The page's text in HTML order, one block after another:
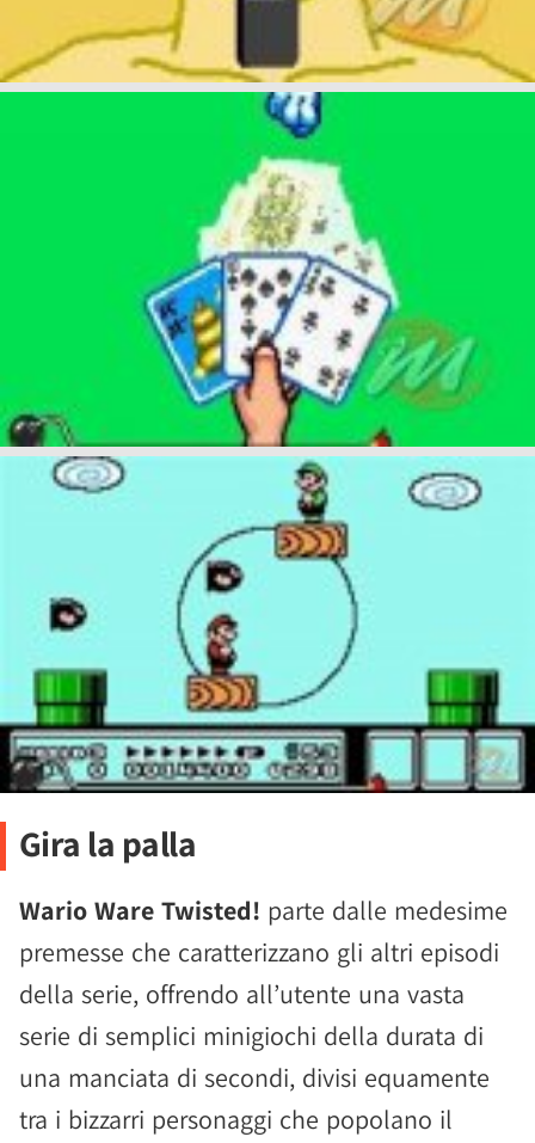
Gira la palla
Wario Ware Twisted! parte dalle medesime
premesse che caratterizzano gli altri episodi
della serie, offrendo all’utente una vasta
serie di semplici minigiochi della durata di
una manciata di secondi, divisi equamente
tra i bizzarri personaggi che popolano il